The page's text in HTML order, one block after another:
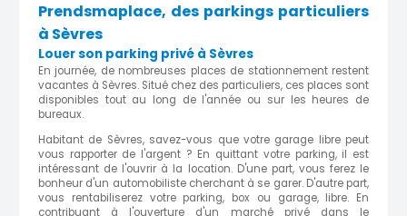
Prendsmaplace, des parkings particuliers
à Sèvres
Louer son parking privé à Sèvres
En journée, de nombreuses places de stationnement restent
vacantes à Sèvres. Situé chez des particuliers, ces places sont
disponibles tout au long de l'année ou sur les heures de
bureaux.
Habitant de Sèvres, savez-vous que votre garage libre peut
vous rapporter de l'argent ? En quittant votre parking, il est
intéressant de l'ouvrir à la location. D'une part, vous ferez le
bonheur d'un automobiliste cherchant à se garer. D'autre part,
vous rentabiliserez votre parking, box ou garage, libre. En
contribuant à l'ouverture d'un marché privé dans le